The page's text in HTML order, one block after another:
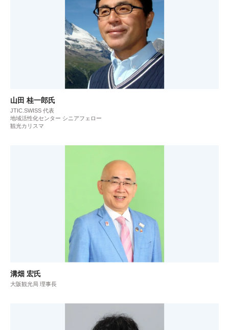
山田 桂一郎氏
JTIC.SWISS 代表
地域活性化センター シニアフェロー
観光カリスマ
溝畑 宏氏
大阪観光局 理事長